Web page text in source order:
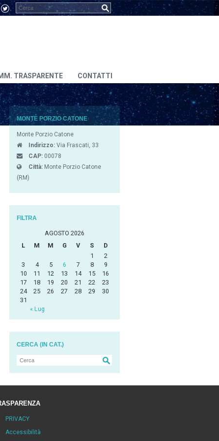
TRASPARENTE CONTATTI
MONTE PORZIO CATONE
Monte Porzio Catone
Indirizzo: Via Frascati, 33
CAP: 00078
Città: Monte Porzio Catone
(RM)
FILTRA
AGOSTO 2026
L
M M G V S D
« Lug
1
2
3
4 5 6 7 8
9
10
11 12 13 14 15
16
17
18 19 20 21 22
23
24
25 26 27 28 29
30
31
CERCA (IN CAT.)
PRIVACY
Accessibilità